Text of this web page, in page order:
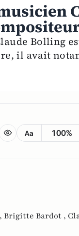
Bolling
il avait
Aa 100%
Brigitte Bardot ,